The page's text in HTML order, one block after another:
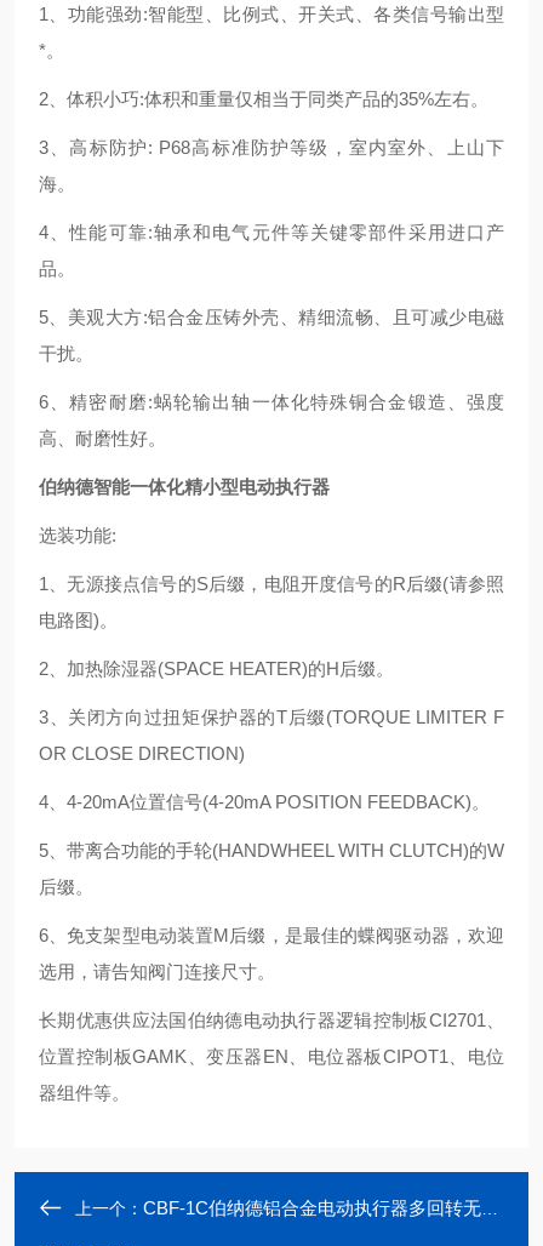
1、功能强劲:智能型、比例式、开关式、各类信号输出型
*。
2、体积小巧:体积和重量仅相当于同类产品的35%左右。
3 、高标防护: P68高标准防护等级，室内室外、上山下
海。
4、性能可靠:轴承和电气元件等关键零部件采用进口产
品。
5、美观大方:铝合金压铸外壳、精细流畅、且可减少电磁
干扰。
6、精密耐磨:蜗轮输出轴一体化特殊铜合金锻造、强度
高、耐磨性好。
伯纳德智能一体化精小型电动执行器
选装功能:
1、无源接点信号的S后缀，电阻开度信号的R后缀(请参照
电路图)。
2、加热除湿器(SPACE HEATER)的H后缀。
3、关闭方向过扭矩保护器的T后缀(TORQUE LIMITER F
OR CLOSE DIRECTION)
4、4-20mA位置信号(4-20mA POSITION FEEDBACK)。
5、带离合功能的手轮(HANDWHEEL WITH CLUTCH)的W
后缀。
6、免支架型电动装置M后缀，是最佳的蝶阀驱动器，欢迎
选用，请告知阀门连接尺寸。
长期优惠供应法国伯纳德电动执行器逻辑控制板CI2701、
位置控制板GAMK、变压器EN、电位器板CIPOT1、电位
器组件等。
上一个： CBF-1C伯纳德铝合金电动执行器多回转无头插板阀